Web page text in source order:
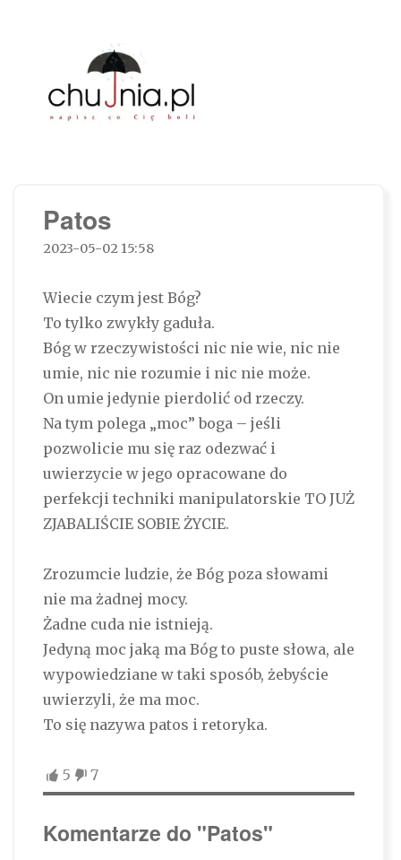
Patos
2023-05-02 15:58
Wiecie czym jest Bóg?
To tylko zwykły gaduła.
Bóg w rzeczywistości nic nie wie, nic nie
umie, nic nie rozumie i nic nie może.
On umie jedynie pierdolić od rzeczy.
Na tym polega „moc” boga – jeśli
pozwolicie mu się raz odezwać i
uwierzycie w jego opracowane do
perfekcji techniki manipulatorskie TO JUŻ
ZJABALIŚCIE SOBIE ŻYCIE.
Zrozumcie ludzie, że Bóg poza słowami
nie ma żadnej mocy.
Żadne cuda nie istnieją.
Jedyną moc jaką ma Bóg to puste słowa, ale
wypowiedziane w taki sposób, żebyście
uwierzyli, że ma moc.
To się nazywa patos i retoryka.
5 7
Komentarze do "Patos"